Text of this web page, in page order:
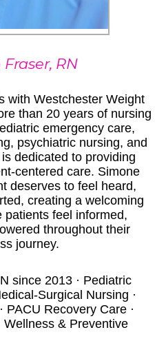
RN
with Westchester Weight
than 20 years of nursing
emergency care,
psychiatric nursing, and
dedicated to providing
centered care. Simone
deserves to feel heard,
creating a welcoming
patients feel informed,
throughout their
journey.
since 2013 · Pediatric
Surgical Nursing ·
PACU Recovery Care ·
Wellness & Preventive